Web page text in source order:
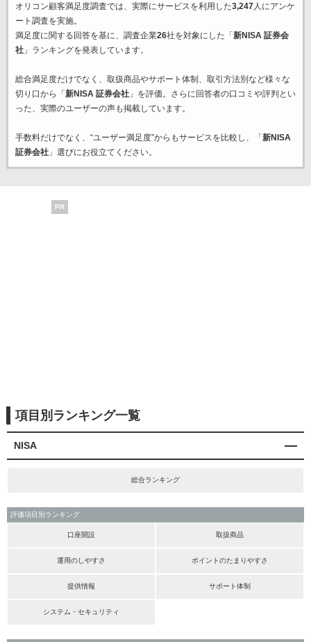
オリコン顧客満足度調査では、実際にサービスを利用した3,247人にアンケ
ート調査を実施。
満足度に関する回答を基に、調査企業26社を対象にした「 新NISA 証券会
社」ランキングを発表しています。
総合満足度だけでなく、取扱商品やサポート体制、取引方法別など様々な
切り口から「 新NISA 証券会社」を評価。さらに回答者の口コミや評判とい
った、実際のユーザーの声も掲載しています。
手数料だけでなく、“ユーザー満足度”からもサービスを比較し、「 新NISA
証券会社」選びにお役立てください。
PR
項目別ランキング一覧
NISA
総合ランキング
評価項目別ランキング
口座開設 取扱商品
運用のしやすさ ポイントのたまりやすさ
提供情報 サポート体制
システム・セキュリティ